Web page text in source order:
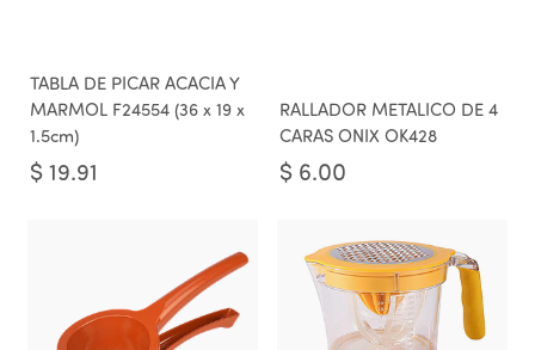
TABLA DE PICAR ACACIA Y
MARMOL F24554 (36 x 19 x
1.5cm)
$ 19.91
RALLADOR METALICO DE 4
CARAS ONIX OK428
$ 6.00